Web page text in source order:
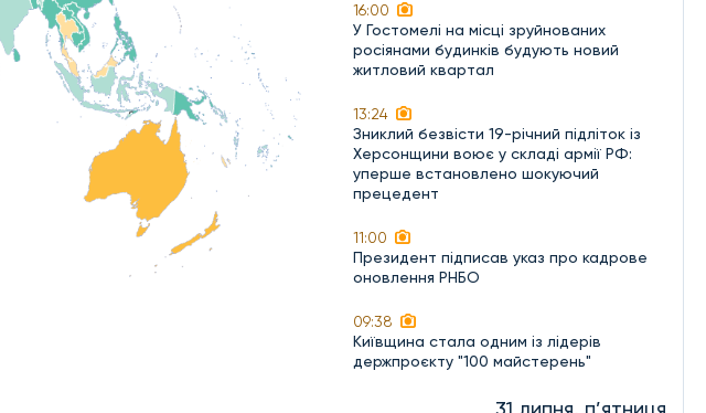
16:00
У Гостомелі на місці зруйнованих
росіянами будинків будують новий
житловий квартал
13:24
Зниклий безвісти 19-річний підліток із
Херсонщини воює у складі армії РФ:
уперше встановлено шокуючий
прецедент
11:00
Президент підписав указ про кадрове
оновлення РНБО
09:38
Київщина стала одним із лідерів
держпроєкту "100 майстерень"
31 липня, п’ятниця